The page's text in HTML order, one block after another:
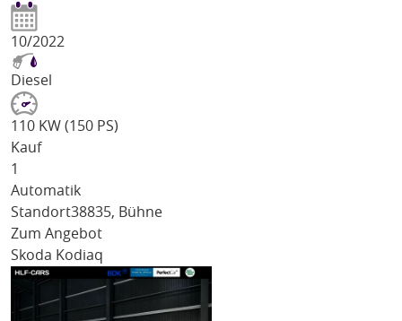
10/2022
Diesel
110 KW (150 PS)
Kauf
1
Automatik
Standort38835, Bühne
Zum Angebot
Skoda Kodiaq